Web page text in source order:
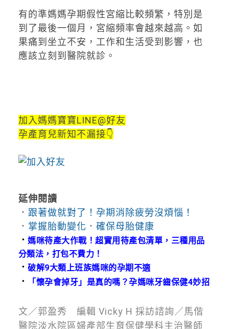
有的準媽媽孕期假性宮縮比較頻繁，特別是
到了最後一個月，宮縮頻率會越來越高。如
果痛到坐立不安，工作和生活受到影響，也
應該立刻到醫院就診。
加入媽媽寶寶LINE@好友
孕產育兒新知不漏接👇
延伸閱讀
． 跟著做就對了！孕期消除疲勞沒煩惱！
． 掌握胎動變化．確保母胎健康
．媽咪待產大作戰！超實用待產包清單，三種用品
分類法，打包不費力！
．破解9大類上班族媽咪的孕期不適
． 「懷孕會掉牙」是真的嗎？孕媽咪牙齒保健4妙招
文／郭盈秀 編輯 Vicky H 採訪諮詢／馬偕
醫院淡水院區婦產部生育保健學科主治醫師